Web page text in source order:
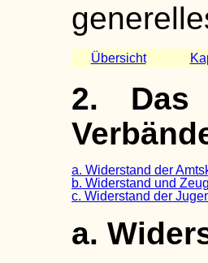
Übersicht
2. Das
a. Widerstand der
b. Widerstand und
c. Widerstand der
a.